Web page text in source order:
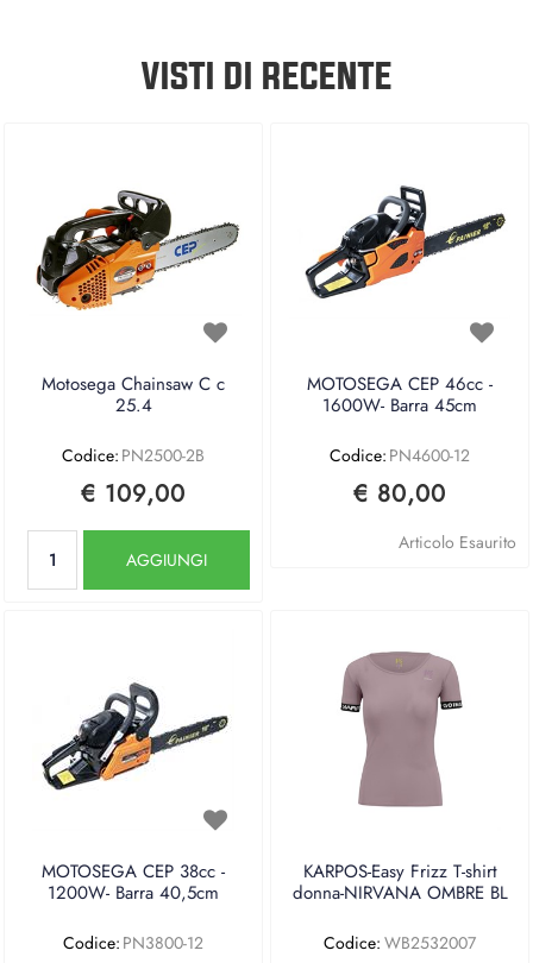
VISTI DI RECENTE
Motosega Chainsaw C c
25.4
Codice: PN2500-2B
€ 109,00
AGGIUNGI
MOTOSEGA CEP 46cc -
1600W- Barra 45cm
Codice: PN4600-12
€ 80,00
Articolo Esaurito
MOTOSEGA CEP 38cc -
1200W- Barra 40,5cm
Codice: PN3800-12
KARPOS-Easy Frizz T-shirt
donna-NIRVANA OMBRE BL
Codice: WB2532007